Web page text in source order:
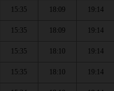
15:35 18:09 19:14
15:35 18:09 19:14
15:35 18:10 19:14
15:35 18:10 19:14